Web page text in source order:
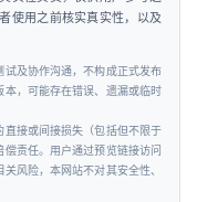
使用之前核实真实性，以及
及协作沟通，不构成正式发布
，可能存在错误、遗漏或临时
直接或间接损失（包括但不限于
责任。用户通过预览链接访问
风险，本网站不对其安全性、